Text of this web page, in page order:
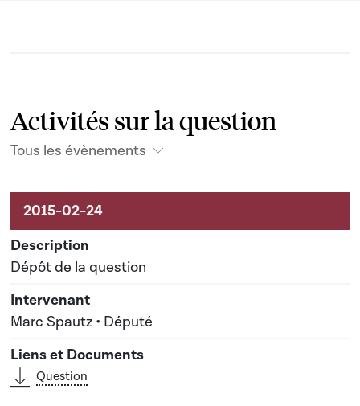
Activités sur la question
Tous les évènements
Activités sur le dossier
Dépôt de la question
Marc Spautz • Député
Question